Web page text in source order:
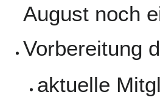
August noch
Vorbereitung
aktuelle